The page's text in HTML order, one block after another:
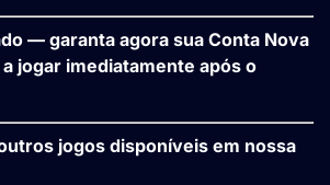
— garanta agora sua Conta Nova
jogar imediatamente após o
jogos disponíveis em nossa